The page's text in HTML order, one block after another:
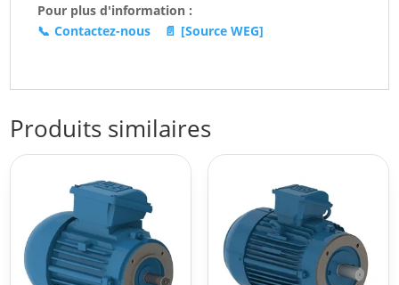
Pour plus d'information :
📞 Contactez-nous 📄 [Source WEG]
Produits similaires